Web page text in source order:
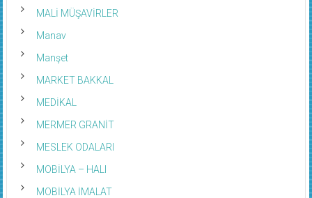
MALİ MÜŞAVİRLER
Manav
Manşet
MARKET BAKKAL
MEDİKAL
MERMER GRANİT
MESLEK ODALARI
MOBİLYA – HALI
MOBİLYA İMALAT